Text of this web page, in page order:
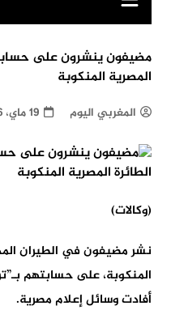
مضيفون ينشرون على
المصرية المنكوبة
المغربي اليوم 19 ماي، 2016
(وكالات)
نشر مضيفون في الطيران
المنكوبة، على حسابتهم
أفادت وسائل إعلام مصرية.